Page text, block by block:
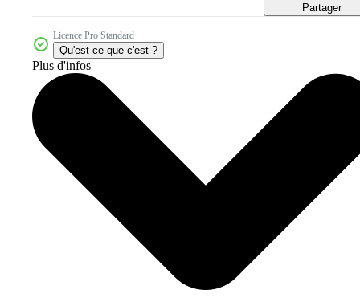
Partager
Licence Pro Standard
Qu'est-ce que c'est ?
Plus d'infos